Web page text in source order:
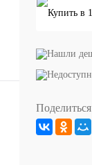
Поделиться